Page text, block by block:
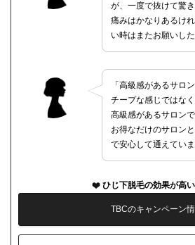
が、一度で抜けて驚き
痛みはかなりあるけ
い時はまたお願いした
「高級感があるサロン
チープな感じではな
高級感があるサロンで
お得なだけのサロン
で安心して通えていま
ひじ下脱毛の効果が高
TBCのキャンペーン